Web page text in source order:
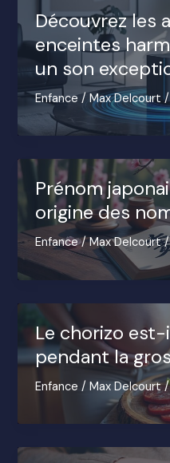
Découvrez les
enceintes
un son
Enfance/Max Delcourt
Prénom
origine des
Enfance/Max Delcourt
Le chorizo
pendant la
Enfance /Max Delcourt